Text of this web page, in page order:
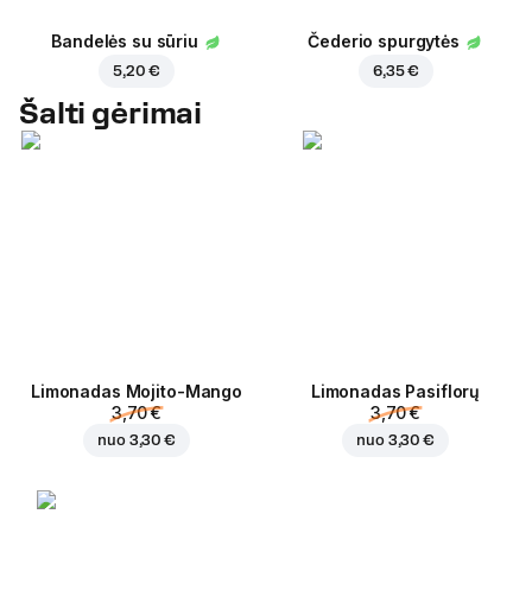
Bandelės su sūriu
5,20 €
Čederio spurgytės
6,35 €
Šalti gėrimai
Limonadas Mojito-Mango
3,70 €
nuo 3,30 €
Limonadas Pasiflorų
3,70 €
nuo 3,30 €